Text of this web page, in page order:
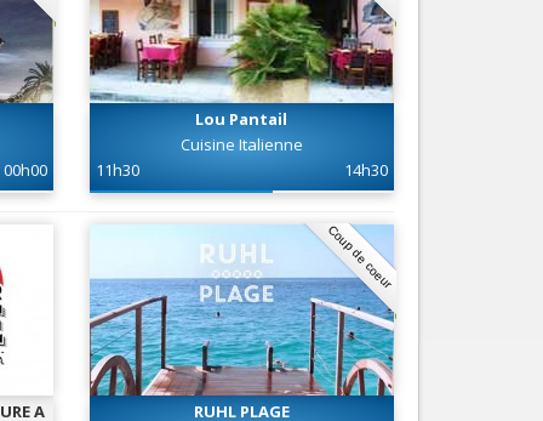
00h00
Lou Pantail
Cuisine Italienne
11h30
14h30
A
Coup de coeur
RUHL PLAGE